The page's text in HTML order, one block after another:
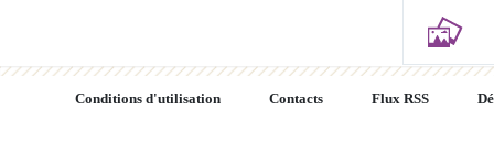
Conditions d'utilisation Contacts Flux RSS